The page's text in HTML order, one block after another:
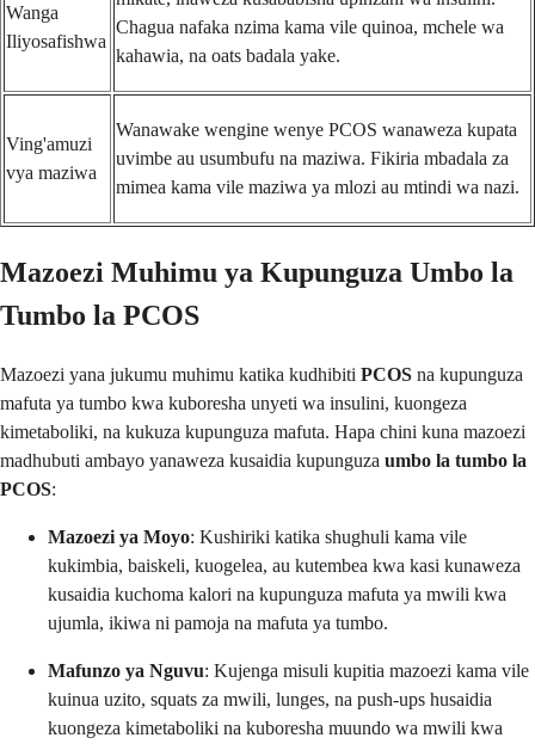
Wanga
Iliyosafishwa
Chagua nafaka nzima kama vile quinoa, mchele wa
kahawia, na oats badala yake.
Ving'amuzi
vya maziwa
Wanawake wengine wenye PCOS wanaweza kupata
uvimbe au usumbufu na maziwa. Fikiria mbadala za
mimea kama vile maziwa ya mlozi au mtindi wa nazi.
Mazoezi Muhimu ya Kupunguza Umbo la
Tumbo la PCOS
Mazoezi yana jukumu muhimu katika kudhibiti PCOS na kupunguza
mafuta ya tumbo kwa kuboresha unyeti wa insulini, kuongeza
kimetaboliki, na kukuza kupunguza mafuta. Hapa chini kuna mazoezi
madhubuti ambayo yanaweza kusaidia kupunguza umbo la tumbo la
PCOS:
Mazoezi ya Moyo: Kushiriki katika shughuli kama vile
kukimbia, baiskeli, kuogelea, au kutembea kwa kasi kunaweza
kusaidia kuchoma kalori na kupunguza mafuta ya mwili kwa
ujumla, ikiwa ni pamoja na mafuta ya tumbo.
Mafunzo ya Nguvu: Kujenga misuli kupitia mazoezi kama vile
kuinua uzito, squats za mwili, lunges, na push-ups husaidia
kuongeza kimetaboliki na kuboresha muundo wa mwili kwa